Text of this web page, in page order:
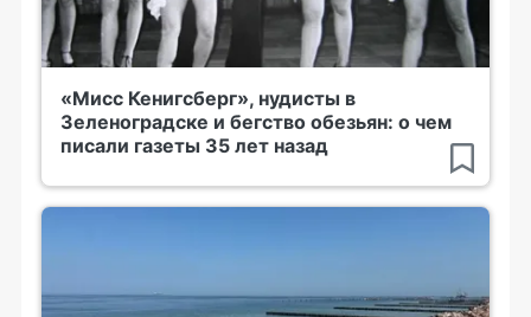
«Мисс Кенигсберг», нудисты в
Зеленоградске и бегство обезьян: о чем
писали газеты 35 лет назад